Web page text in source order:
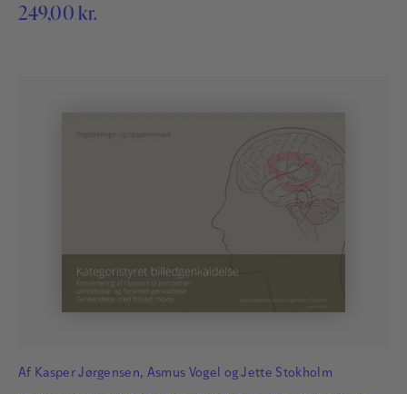
249,00 kr.
Af Kasper Jørgensen, Asmus Vogel ogJette Stokholm